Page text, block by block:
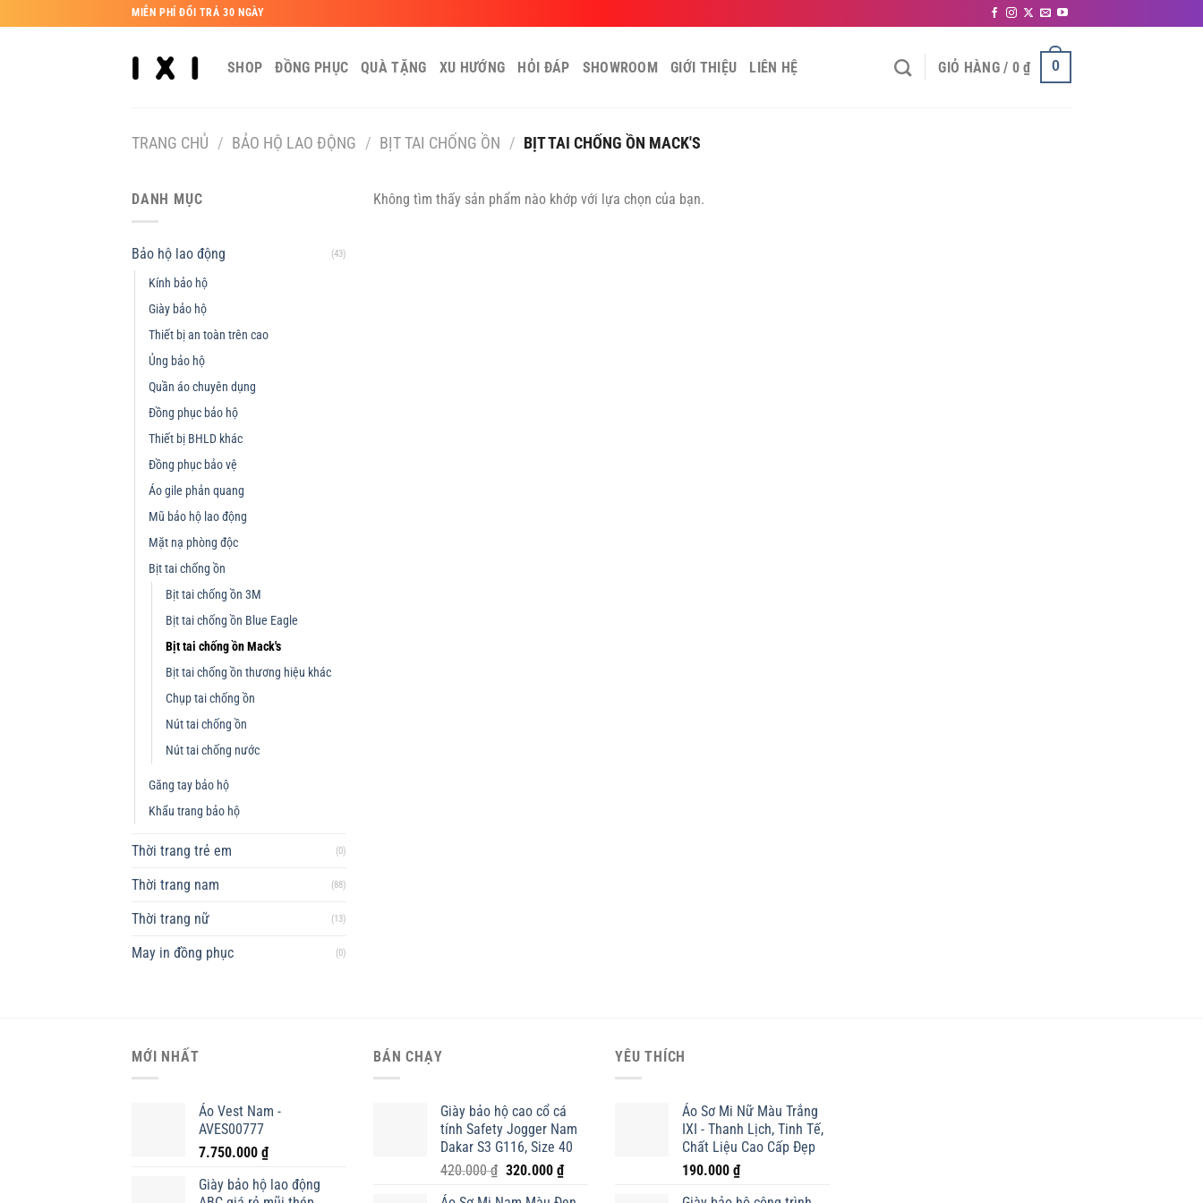
qua
MIỄN PHÍ ĐỔI TRẢ 30 NGÀY
SHOP ĐỒNG PHỤC QUÀ TẶNG XU HƯỚNG HỎI ĐÁP SHOWROOM GIỚI THIỆU LIÊN HỆ GIỎ HÀNG / 0₫ 0
TRANG CHỦ / BẢO HỘ LAO ĐỘNG / BỊT TAI CHỐNG ỒN / BỊT TAI CHỐNG ỒN MACK'S
DANH MỤC
Bảo hộ lao động (43)
Kính bảo hộ
Giày bảo hộ
Thiết bị an toàn trên cao
Ủng bảo hộ
Quần áo chuyên dụng
Đồng phục bảo hộ
Thiết bị BHLD khác
Đồng phục bảo vệ
Áo gile phản quang
Mũ bảo hộ lao động
Mặt nạ phòng độc
Bịt tai chống ồn
Bịt tai chống ồn 3M
Bịt tai chống ồn Blue Eagle
Bịt tai chống ồn Mack's
Bịt tai chống ồn thương hiệu khác
Chụp tai chống ồn
Nút tai chống ồn
Nút tai chống nước
Găng tay bảo hộ
Khẩu trang bảo hộ
Thời trang trẻ em (0)
Thời trang nam (88)
Thời trang nữ (13)
May in đồng phục (0)
Không tìm thấy sản phẩm nào khớp với lựa chọn của bạn.
MỚI NHẤT
Áo Vest Nam -
AVES00777
7.750.000 ₫
Giày bảo hộ lao động
BÁN CHẠY
Giày bảo hộ cao cổ cá
tính Safety Jogger Nam
Dakar S3 G116, Size 40
420.000₫ Giá
320.000 ₫Giá
YÊU THÍCH
Áo Sơ Mi Nữ Màu Trắng
IXI - Thanh Lịch, Tinh Tế,
Chất Liệu Cao Cấp Đẹp
190.000 ₫